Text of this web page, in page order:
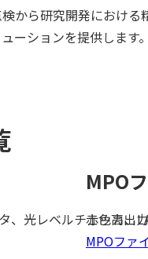
から研究開発におけ
ーションを提供します。
、光レベルチェッカ、
MPO
赤色高出
MPOファ